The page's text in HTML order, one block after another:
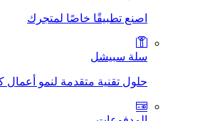
اصنع تطبيقًا خاصًا لمتجرك
سلة سبيشل
حلول تقنية متقدمة لنمو أعمال